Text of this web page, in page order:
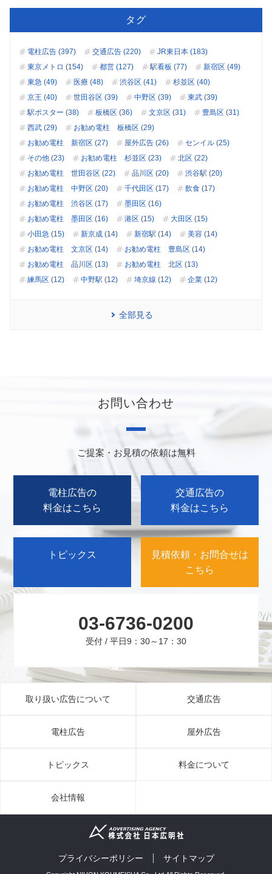
タグ
電柱広告 (397) 交通広告 (220)
JR東日本 (183)
東京メトロ (154)
都営 (127) 駅看板 (77)
新宿区 (49)
東急 (49)
医療 (48) 渋谷区 (41)
杉並区 (40)
京王 (40)
世田谷区 (39) 中野区 (39)
東武 (39)
駅ポスター (38)
板橋区 (36) 文京区 (31)
豊島区 (31)
西武 (29)
お勧め電柱 板橋区 (29)
お勧め電柱 新宿区 (27)
屋外広告 (26)
センイル (25)
その他 (23)
お勧め電柱 杉並区 (23)
北区 (22)
お勧め電柱 世田谷区 (22)
品川区 (20)
渋谷駅 (20)
お勧め電柱 中野区 (20)
千代田区 (17)
飲食 (17)
お勧め電柱 渋谷区 (17)
墨田区 (16)
お勧め電柱 墨田区 (16)
港区 (15)
大田区 (15)
小田急 (15)
新京成 (14) 新宿駅 (14)
美容 (14)
お勧め電柱 文京区 (14)
お勧め電柱 豊島区 (14)
お勧め電柱 品川区 (13)
お勧め電柱 北区 (13)
練馬区 (12)
中野駅 (12) 埼京線 (12) 企業 (12)
全部見る
お問い合わせ
ご提案・お見積の依頼は無料
電柱広告の
料金はこちら
交通広告の
料金はこちら
トピックス
見積依頼・お問合せは
こちら
03-6736-0200
受付 / 平日9：30～17：30
取り扱い広告について 交通広告
電柱広告 屋外広告
トピックス 料金について
会社情報
プライバシーポリシー サイトマップ